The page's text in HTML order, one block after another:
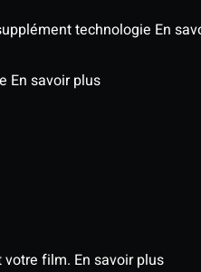
technologie En
En savoir plus
votre film. En savoir plus